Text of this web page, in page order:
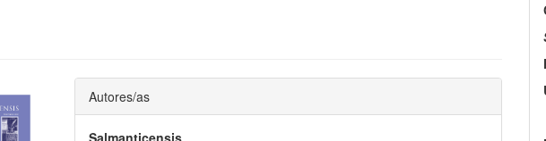
Contenido
principal
Autores/as
Salmanticensis